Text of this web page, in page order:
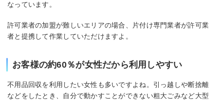
なっています。
許可業者の加盟が難しいエリアの場合、片付け専門業者が許可業
者と提携して作業していただけますよ。
お客様の約60％が女性だから利用しやすい
不用品回収を利用したい女性も多いですよね。引っ越しや断捨離
などをしたとき、自分で動かすことができない粗大ごみなど大型